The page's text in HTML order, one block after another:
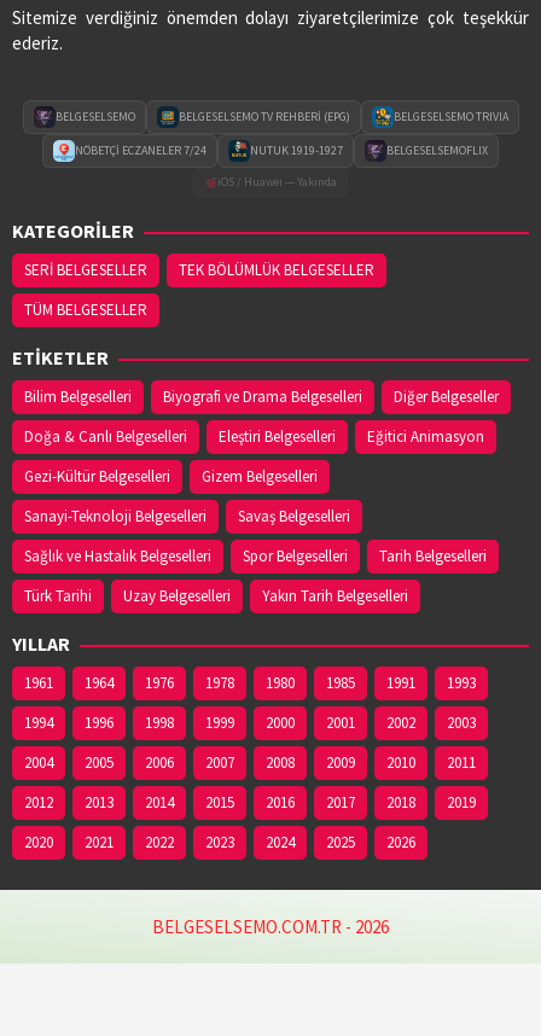
Sitemize verdiğiniz önemden dolayı ziyaretçilerimize çok teşekkür
ederiz.
BELGESELSEMO BELGESELSEMO TV REHBERİ (EPG) BELGESELSEMO TRIVIA
NÖBETÇİ ECZANELER 7/24 NUTUK 1919-1927
BELGESELSEMOFLIX
iOS / Huawei — Yakında
KATEGORİLER
SERİ BELGESELLER
TEK BÖLÜMLÜK BELGESELLER
TÜM BELGESELLER
ETİKETLER
Bilim Belgeselleri Biyografi ve Drama Belgeselleri
Diğer Belgeseller
Doğa & Canlı Belgeselleri
Eleştiri Belgeselleri
Eğitici Animasyon
Gezi-Kültür Belgeselleri
Gizem Belgeselleri
Sanayi-Teknoloji Belgeselleri
Savaş Belgeselleri
Sağlık ve Hastalık Belgeselleri
Spor Belgeselleri
Tarih Belgeselleri
Türk Tarihi
Uzay Belgeselleri Yakın Tarih Belgeselleri
YILLAR
1961 1964 1976 1978 1980 1985 1991
1993
1994
1996 1998 1999 2000 2001 2002
2003
2004
2005 2006 2007 2008 2009 2010
2011
2012
2013 2014 2015 2016 2017 2018
2019
2020
2021 2022 2023 2024 2025 2026
BELGESELSEMO.COM.TR - 2026